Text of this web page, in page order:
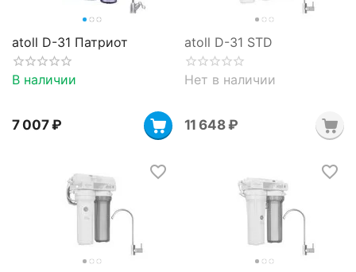
atoll D-31 Патриот
В наличии
7 007 ₽
atoll D-31 STD
Нет в наличии
11 648 ₽